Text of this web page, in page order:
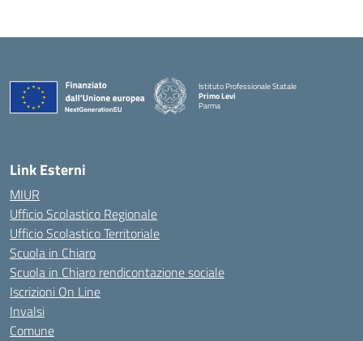
Istituto Professionale Statale
Primo Levi
Parma
Link Esterni
MIUR
Ufficio Scolastico Regionale
Ufficio Scolastico Territoriale
Scuola in Chiaro
Scuola in Chiaro rendicontazione sociale
Iscrizioni On Line
Invalsi
Comune